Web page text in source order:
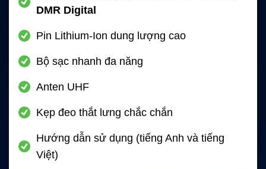
DMR Digital
Pin Lithium-Ion dung lượng cao
Bộ sạc nhanh đa năng
Anten UHF
Kẹp đeo thắt lưng chắc chắn
Hướng dẫn sử dụng (tiếng Anh và tiếng
Việt)